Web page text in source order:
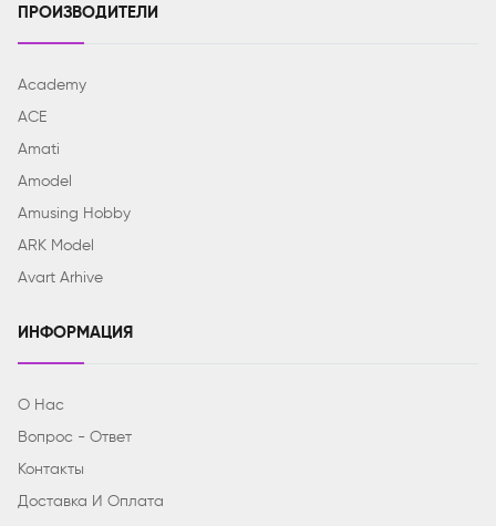
ПРОИЗВОДИТЕЛИ
Academy
ACE
Amati
Amodel
Amusing Hobby
ARK Model
Avart Arhive
ИНФОРМАЦИЯ
О Нас
Вопрос - Ответ
Контакты
Доставка И Оплата